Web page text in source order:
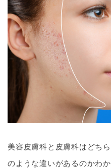
美容皮膚科と皮膚科はどち
のような違いがあるのかわ